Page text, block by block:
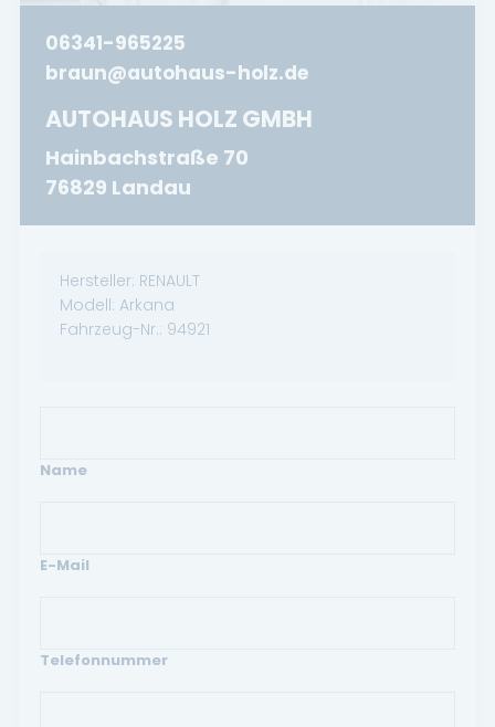
06341-965225
braun@autohaus-holz.de
AUTOHAUS HOLZ GMBH
Hainbachstraße 70
76829 Landau
Hersteller: RENAULT
Modell: Arkana
Fahrzeug-Nr.: 94921
Name
E-Mail
Telefonnummer